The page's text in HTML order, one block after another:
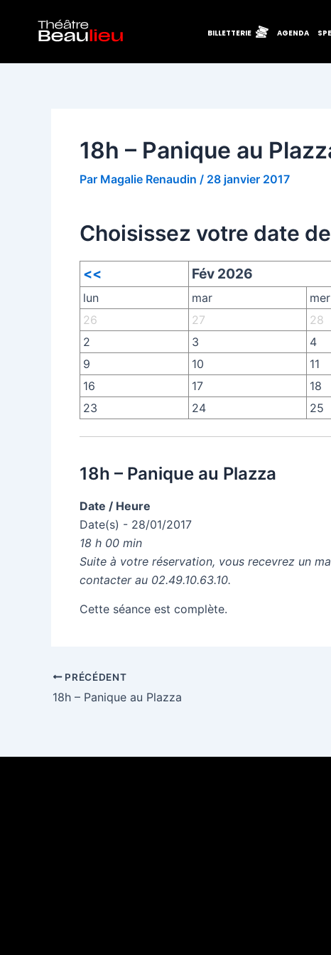
contenu
BILLETTERIE AGENDA
18h – Panique au
Par Magalie Renaudin / 28 janvier 2017
Choisissez votre date
<< Fév 2026
lun mar mer
26
27 28
2
3 4
9
10 11
16
17 18
23
24 25
18h – Panique au Plazza
Date / Heure
Date(s) - 28/01/2017
18 h 00 min
Suite à votre réservation, vous recevrez un
contacter au 02.49.10.63.10.
Cette séance est complète.
des
articles
PRÉCÉDENT
18h – Panique au Plazza